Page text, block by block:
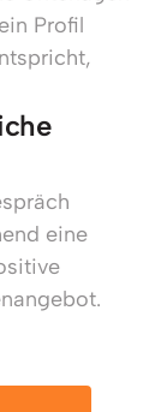
Profil
eine